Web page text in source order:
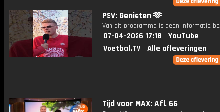
PSV: Genieten 🫶
Van dit programma is geen informatie
07-04-2026 17:18
YouTube
Voetbal.TV
Alle afleveringen
Tijd voor MAX: Afl. 66